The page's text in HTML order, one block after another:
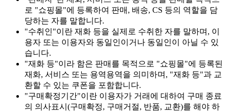
로 "쇼핑몰"에 등록하여 판매, 배송, CS 등의 역할을 담
당하는 자를 말합니다.
"수취인"이란 재화 등을 실제로 수취한 자를 말하며, 이
용자 또는 이용자와 동일인이거나 동일인이 아닐 수 있
습니다.
"재화 등"이라 함은 판매를 목적으로 "쇼핑몰"에 등록된
재화, 서비스 또는 용역용역을 의미하며, "재화 등"과 교
환할 수 있는 쿠폰을 포함합니다.
"구매확정기간"이란 이용자가 거래에 대하여 구매 종료
의 의사표시(구매확정, 구매거절, 반품, 교환)를 해야 하